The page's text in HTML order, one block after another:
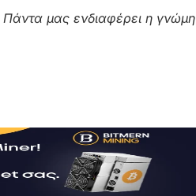
Πάντα μας ενδιαφέρει η γνώμη